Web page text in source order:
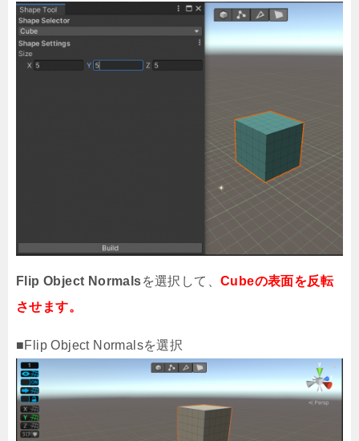
Flip Object Normalsを選択して、Cubeの表面を反転
させます。
■Flip Object Normalsを選択